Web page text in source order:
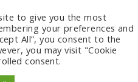
to give you the most
your preferences and
All”, you consent to the
you may visit "Cookie
consent.